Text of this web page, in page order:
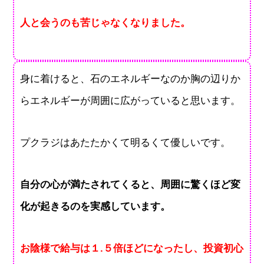
人と会うのも苦じゃなくなりました。
身に着けると、石のエネルギーなのか胸の辺りか
らエネルギーが周囲に広がっていると思います。
プクラジはあたたかくて明るくて優しいです。
自分の心が満たされてくると、周囲に驚くほど変
化が起きるのを実感しています。
お陰様で給与は１.５倍ほどになったし、投資初心